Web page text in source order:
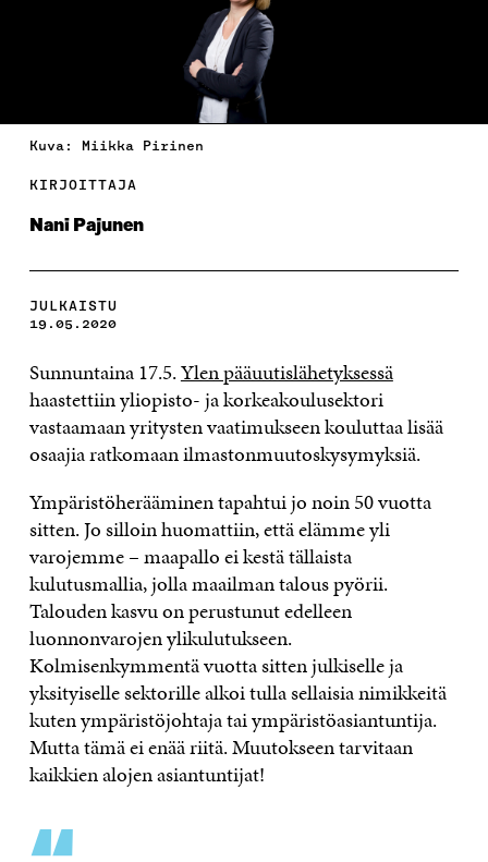
Kuva: Miikka Pirinen
KIRJOITTAJA
Nani Pajunen
JULKAISTU
19.05.2020
Sunnuntaina 17.5.Ylen pääuutislähetyksessä
haastettiin yliopisto- ja korkeakoulusektori
vastaamaan yritysten vaatimukseen kouluttaa lisää
osaajia ratkomaan ilmastonmuutoskysymyksiä.
Ympäristöherääminen tapahtui jo noin 50 vuotta
sitten. Jo silloin huomattiin, että elämme yli
varojemme – maapallo ei kestä tällaista
kulutusmallia, jolla maailman talous pyörii.
Talouden kasvu on perustunut edelleen
luonnonvarojen ylikulutukseen.
Kolmisenkymmentä vuotta sitten julkiselle ja
yksityiselle sektorille alkoi tulla sellaisia nimikkeitä
kuten ympäristöjohtaja tai ympäristöasiantuntija.
Mutta tämä ei enää riitä. Muutokseen tarvitaan
kaikkien alojen asiantuntijat!